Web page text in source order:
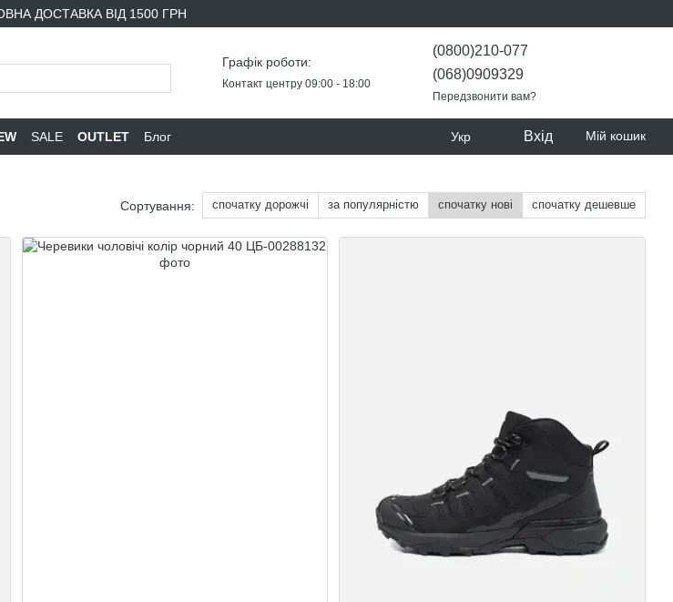
ДОСТАВКА ВІД 1500 ГРН
Графік роботи:
Контакт центру 09:00 - 18:00
(0800)210-077
(068)0909329
Передзвонити вам?
SALE OUTLET Блог Укр Вхід Мій кошик
Сортування: спочатку дорожчі за популярністю спочатку нові спочатку дешевше